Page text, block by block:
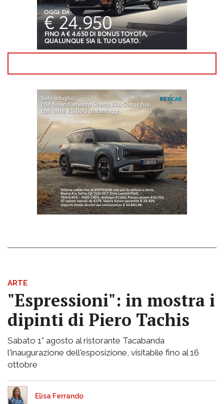
ARTE
"Espressioni": in mostra i
dipinti di Piero Tachis
Sabato 1° agosto al ristorante Tacabanda
l'inaugurazione dell'esposizione, visitabile fino al 16
ottobre
Elisa Ferrando